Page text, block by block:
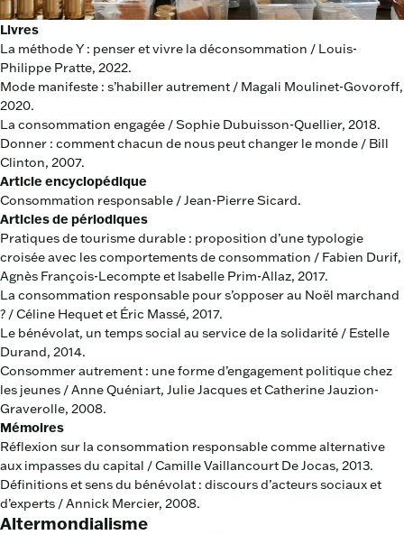
Livres
La méthode Y : penser et vivre la déconsommation / Louis-
Philippe Pratte, 2022.
Mode manifeste : s’habiller autrement / Magali Moulinet-Govoroff,
2020.
La consommation engagée / Sophie Dubuisson-Quellier, 2018.
Donner : comment chacun de nous peut changer le monde / Bill
Clinton, 2007.
Article encyclopédique
Consommation responsable / Jean-Pierre Sicard.
Articles de périodiques
Pratiques de tourisme durable : proposition d’une typologie
croisée avec les comportements de consommation / Fabien Durif,
Agnès François-Lecompte et Isabelle Prim-Allaz, 2017.
La consommation responsable pour s’opposer au Noël marchand
? / Céline Hequet et Éric Massé, 2017.
Le bénévolat, un temps social au service de la solidarité / Estelle
Durand, 2014.
Consommer autrement : une forme d’engagement politique chez
les jeunes / Anne Quéniart, Julie Jacques et Catherine Jauzion-
Graverolle, 2008.
Mémoires
Réflexion sur la consommation responsable comme alternative
aux impasses du capital / Camille Vaillancourt De Jocas, 2013.
Définitions et sens du bénévolat : discours d’acteurs sociaux et
d’experts / Annick Mercier, 2008.
Altermondialisme